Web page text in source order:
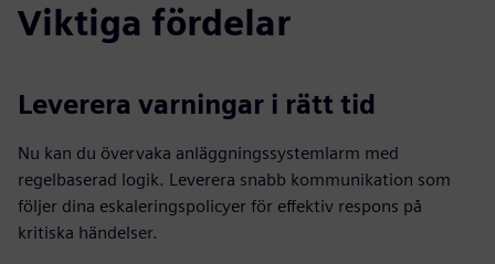
Viktiga fördelar
Leverera varningar i rätt tid
Nu kan du övervaka anläggningssystemlarm med
regelbaserad logik. Leverera snabb kommunikation som
följer dina eskaleringspolicyer för effektiv respons på
kritiska händelser.